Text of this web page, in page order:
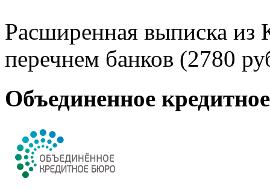
Расширенная выписка из
перечнем банков (2780
Объединенное